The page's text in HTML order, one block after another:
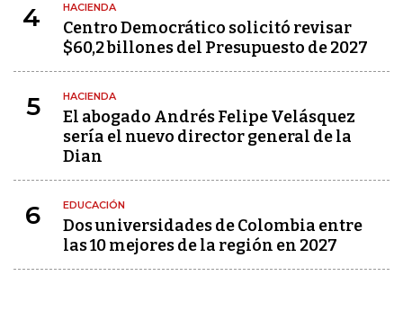
4 HACIENDA
Centro Democrático solicitó revisar
$60,2 billones del Presupuesto de 2027
5 HACIENDA
El abogado Andrés Felipe Velásquez
sería el nuevo director general de la
Dian
6 EDUCACIÓN
Dos universidades de Colombia entre
las 10 mejores de la región en 2027